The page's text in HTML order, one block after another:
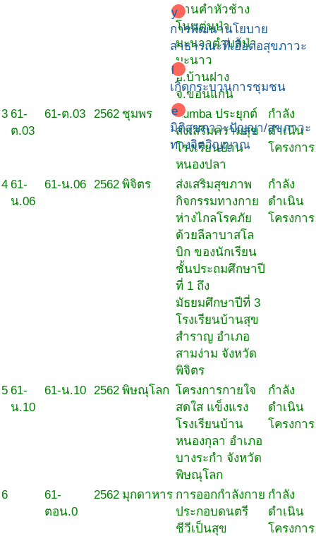
y
การพัฒนานโยบาย
สาธารณะที่เอื้อต่อสุขภาวะ
l
เกิดกระบวนการชุมชน
e
มิติสุขภาวะปัญญา/สุขภาวะ
ทางจิตวิญญาณ
บ้านคำหัวช้าง
โนนตุ่นป่า
มะนาวตำบลป่า
มะนาว
อ.บ้านฝาง
จ.ขอนแก่น
3 61-
ต.03
61-ต.03 2562 ชุมพร
Zumba ประยุกต์
ส่งเสริมความสุข
โรงเรียนบ้าน
หนองปลา
กำลัง
ดำเนิน
โครงการ
4 61-
น.06
61-น.06 2562 พิจิตร
ส่งเสริมสุขภาพ
กิจกรรมทางกาย
ห่างไกลโรคภัย
ด้วยลีลาบาสโล
บิก ของนักเรียน
ชั้นประถมศึกษาปี
ที่ 1 ถึง
มัธยมศึกษาปีที่ 3
โรงเรียนบ้านสุข
สำราญ อำเภอ
สามง่าม จังหวัด
พิจิตร
กำลัง
ดำเนิน
โครงการ
5 61-
น.10
61-น.10 2562 พิษณุโลก โครงการกายใจ
สดใส แข็งแรง
โรงเรียนบ้าน
หนองกุลา อำเภอ
บางระกำ จังหวัด
พิษณุโลก
กำลัง
ดำเนิน
โครงการ
6
61-
ตอน.0
2562 มุกดาหาร การออกกำลังกาย
ประกอบดนตรี
ชีวีเป็นสุข
กำลัง
ดำเนิน
โครงการ